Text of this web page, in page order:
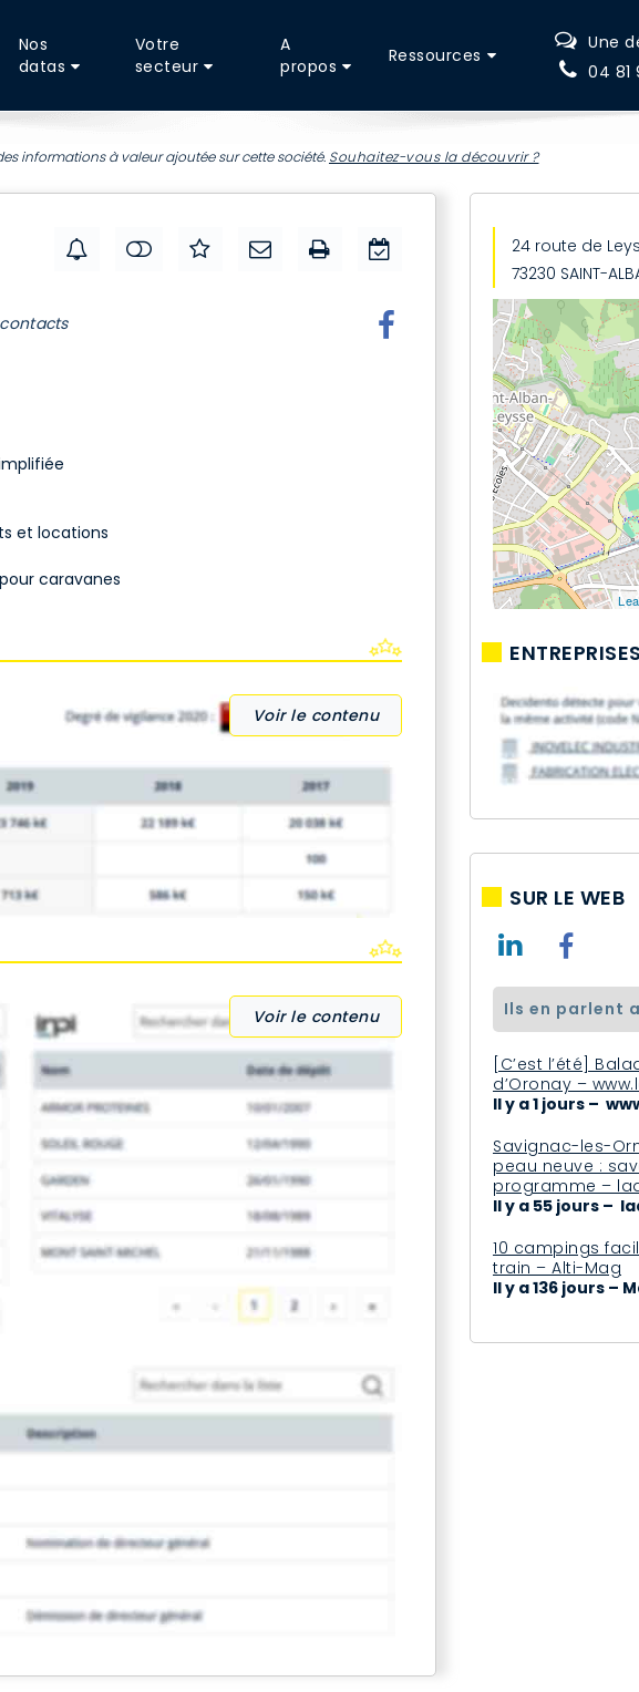
Nos
datas
Votre
secteur
A
propos
Ressources
Une
04 81
informations à valeur ajoutée sur cette société. Souhaitez-vous la découvrir ?
et locations
caravanes
Voir le contenu
Voir le contenu
24 route de
73230 SAINT-
SUR LE WEB
ils en parlent
[C’est l’été]
d’Oronay –
Il y a 1 jours –
Savignac-les-
peau neuve :
programme –
Il y a 55 jours –
10 campings
train – Alti-Mag
Il y a 136 jours –